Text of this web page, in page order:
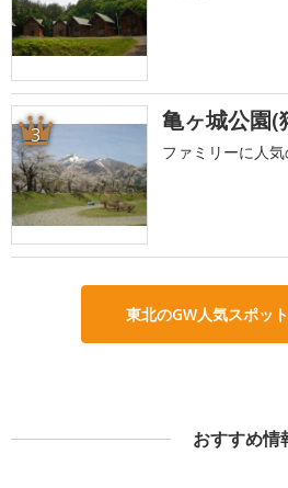
3 亀ヶ城公園(
ファミリーに人
東北のGW人気スポッ
おすすめ情